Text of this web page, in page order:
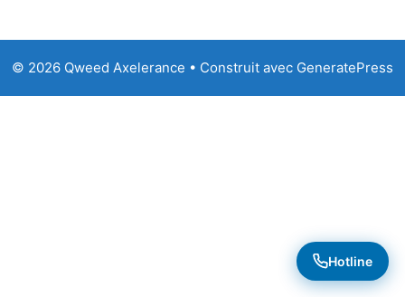
© 2026 Qweed Axelerance • Construit avec GeneratePress
Hotline